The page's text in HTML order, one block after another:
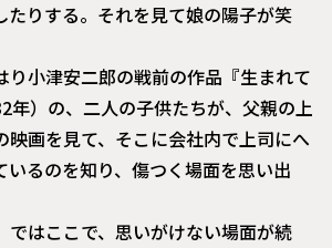
たりする。それを見て娘の陽子が笑
り小津安二郎の戦前の作品『生まれて
年）の、二人の子供たちが、父親の上
映画を見て、そこに会社内で上司にへ
いるのを知り、傷つく場面を思い出
ではここで、思いがけない場面が続